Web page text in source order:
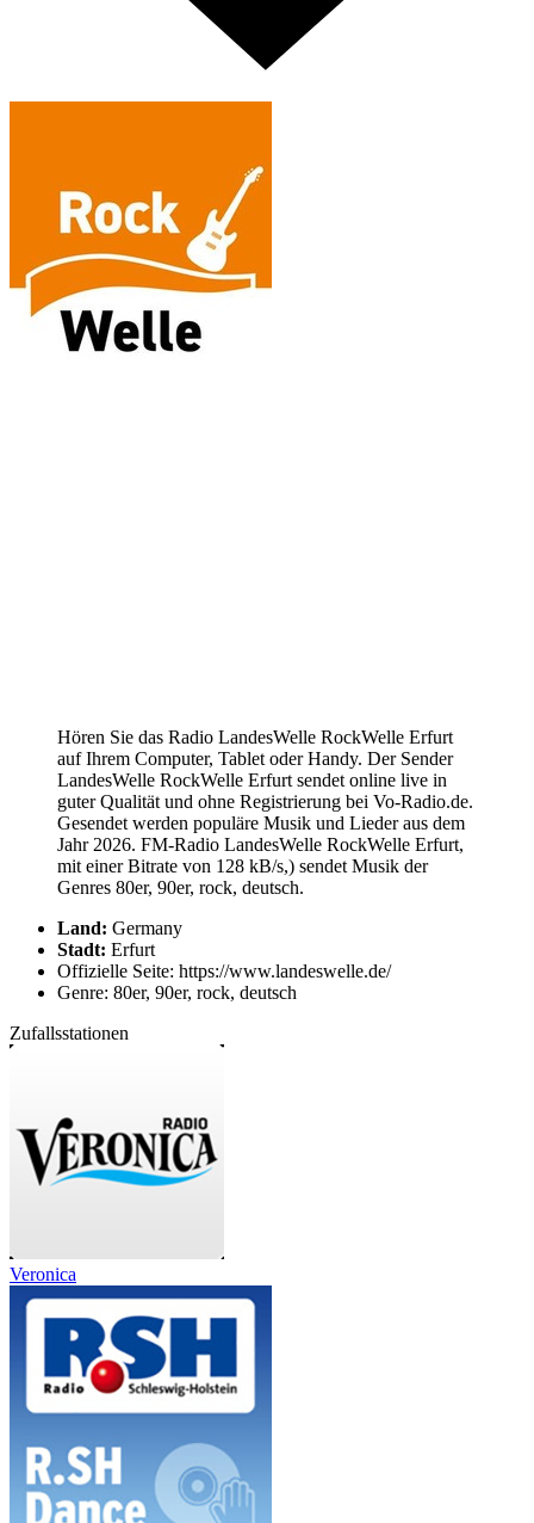
Hören Sie das Radio LandesWelle RockWelle Erfurt
auf Ihrem Computer, Tablet oder Handy. Der Sender
LandesWelle RockWelle Erfurt sendet online live in
guter Qualität und ohne Registrierung bei Vo-Radio.de.
Gesendet werden populäre Musik und Lieder aus dem
Jahr 2026. FM-Radio LandesWelle RockWelle Erfurt,
mit einer Bitrate von 128 kB/s,) sendet Musik der
Genres 80er, 90er, rock, deutsch.
Land: Germany
Stadt: Erfurt
Offizielle Seite: https://www.landeswelle.de/
Genre: 80er, 90er, rock, deutsch
Zufallsstationen
Veronica